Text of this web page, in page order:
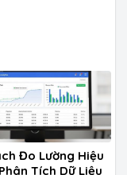
Đo Lường Hiệu
Tích Dữ Liệu